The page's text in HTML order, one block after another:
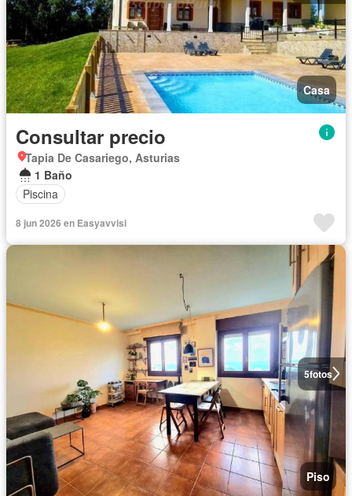
Casa
Consultar precio
Tapia De Casariego, Asturias
1 Baño
Piscina
8 jun 2026 en Easyavvisi
5fotos
Piso